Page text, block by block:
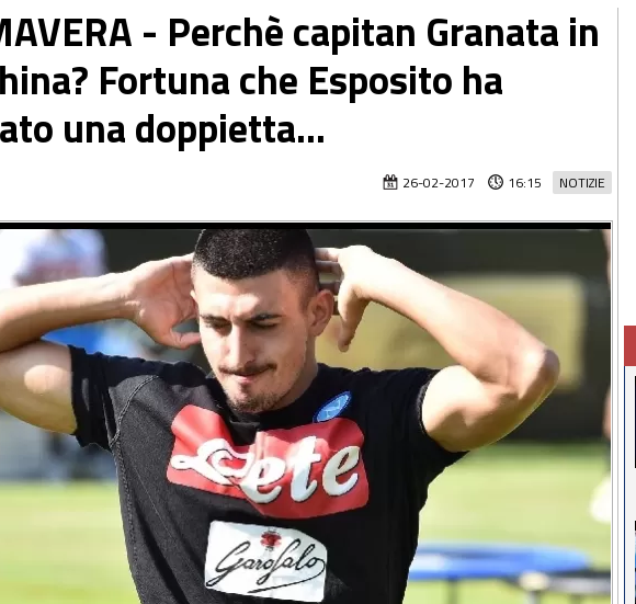
- Perchè capitan Granata in
Fortuna che Esposito ha
una doppietta...
NOTIZIE
26-02-2017 16:15